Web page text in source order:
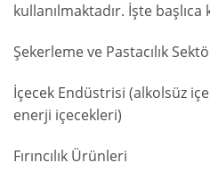
kullanılmaktadır. İşte başlıca
Şekerleme ve Pastacılık
İçecek Endüstrisi (alkolsüz
enerji içecekleri)
Fırıncılık Ürünleri